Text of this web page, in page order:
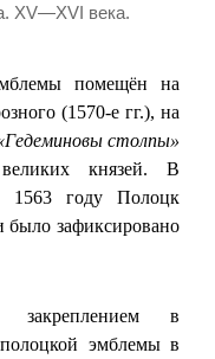
XV—XVI века.
помещён на
(1570-е гг.), на
столпы»
князей. В
1563 году Полоцк
зафиксировано
закреплением в
полоцкой эмблемы в